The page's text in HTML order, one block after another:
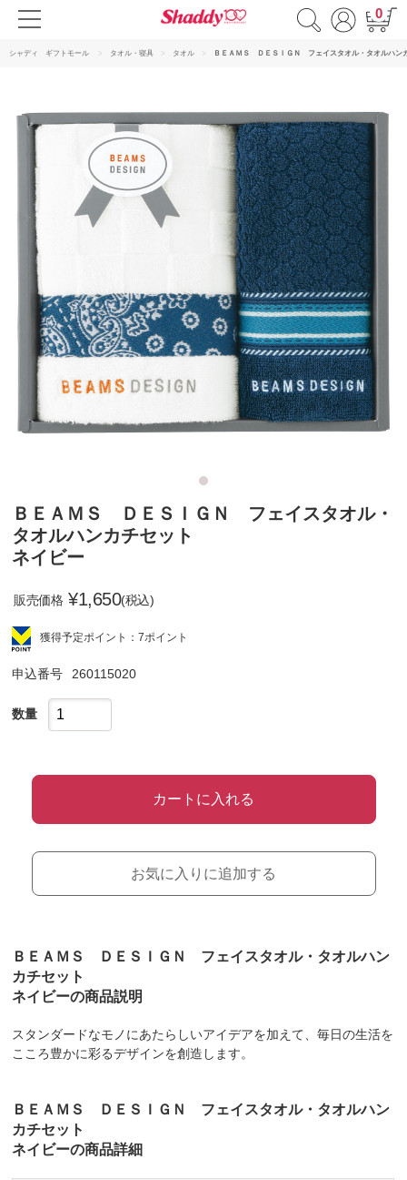
0
シャディ ギフトモール タオル・寝具 タオル ＢＥＡＭＳ ＤＥＳＩＧＮ フェイスタオル・タオルハン
ＢＥＡＭＳ ＤＥＳＩＧＮ フェイスタオル・
タオルハンカチセット
ネイビー
販売価格 ¥1,650(税込)
獲得予定ポイント：7ポイント
申込番号 260115020
数量
カートに入れる
お気に入りに追加する
ＢＥＡＭＳ ＤＥＳＩＧＮ フェイスタオル・タオルハン
カチセット
ネイビーの商品説明
スタンダードなモノにあたらしいアイデアを加えて、毎日の生活を
こころ豊かに彩るデザインを創造します。
ＢＥＡＭＳ ＤＥＳＩＧＮ フェイスタオル・タオルハン
カチセット
ネイビーの商品詳細